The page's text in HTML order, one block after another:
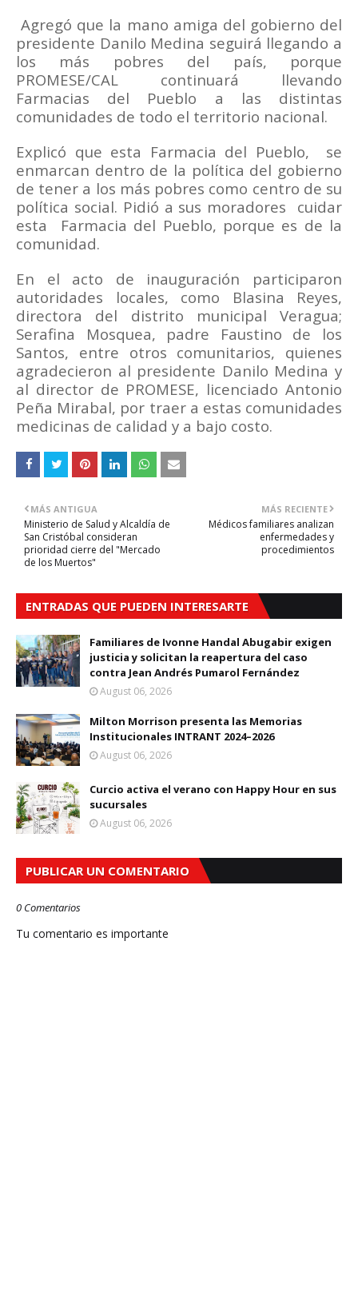
Agregó que la mano amiga del gobierno del
presidente Danilo Medina seguirá llegando a
los más pobres del país, porque
PROMESE/CAL continuará llevando
Farmacias del Pueblo a las distintas
comunidades de todo el territorio nacional.
Explicó que esta Farmacia del Pueblo,
se
enmarcan dentro de la política del gobierno
de tener a los más pobres como centro de su
política social. Pidió a sus moradores
cuidar
esta
Farmacia del Pueblo, porque es de la
comunidad.
En el acto de inauguración participaron
autoridades locales, como Blasina Reyes,
directora del distrito municipal Veragua;
Serafina Mosquea, padre Faustino de los
Santos, entre otros comunitarios, quienes
agradecieron al presidente Danilo Medina y
al director de PROMESE, licenciado Antonio
Peña Mirabal, por traer a estas comunidades
medicinas de calidad y a bajo costo.
MÁS RECIENTE
Médicos familiares analizan
enfermedades y
procedimientos
MÁS ANTIGUA
Ministerio de Salud y Alcaldía de
San Cristóbal consideran
prioridad cierre del "Mercado
de los Muertos"
ENTRADAS QUE PUEDEN INTERESARTE
Familiares de Ivonne Handal Abugabir exigen
justicia y solicitan la reapertura del caso
contra Jean Andrés Pumarol Fernández
August 06, 2026
Milton Morrison presenta las Memorias
Institucionales INTRANT 2024–2026
August 06, 2026
Curcio activa el verano con Happy Hour en sus
sucursales
August 06, 2026
PUBLICAR UN COMENTARIO
0 Comentarios
Tu comentario es importante